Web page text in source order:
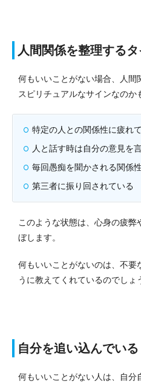
人間関係を整理する
何もいいことがない場合、人間
スピリチュアルなサインなのか
特定の人との関係性に疲れ
人と話す時は自分の意見を
毎回愚痴を聞かされる関係
第三者に振り回されている
このような状態は、心身の疲弊
ぼします。
何もいいことがないのは、不要
うに教えてくれているのでしょ
自分を追い込んでいる
何もいいことがない人は、自分